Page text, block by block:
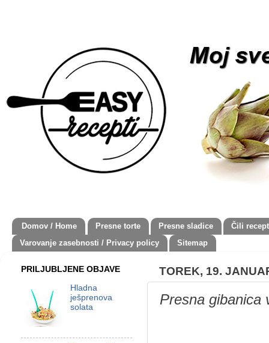
Domov / Home Presne torte Presne sladice
Čili
Varovanje zasebnosti / Privacy policy
Sitemap
TOREK, 19.
Presna gibanica
PRILJUBLJENE OBJAVE
Hladna
ješprenova
solata